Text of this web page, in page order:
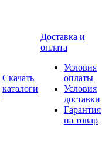
Скачать
каталоги
Доставка и
оплата
Условия
оплаты
Условия
доставки
Гарантия
на товар